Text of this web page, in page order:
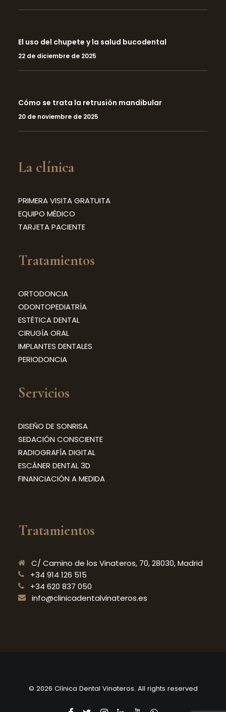
El uso del chupete y la salud bucodental
22 de diciembre de 2025
Cómo se trata la retrusión mandibular
20 de noviembre de 2025
La clínica
PRIMERA VISITA GRATUITA
EQUIPO MÉDICO
TARJETA PACIENTE
Tratamientos
ORTODONCIA
ODONTOPEDIATRÍA
ESTÉTICA DENTAL
CIRUGÍA ORAL
IMPLANTES DENTALES
PERIODONCIA
Servicios
DISEÑO DE SONRISA
SEDACIÓN CONSCIENTE
RADIOGRAFÍA DIGITAL
ESCÁNER DENTAL 3D
FINANCIACIÓN A MEDIDA
Tratamientos
C/ Camino de los Vinateros, 70, 28030, Madrid
+34 914 126 515
+34 620 837 050
info@clinicadentalvinateros.es
© 2026 Clínica Dental Vinateros. All rights reserved